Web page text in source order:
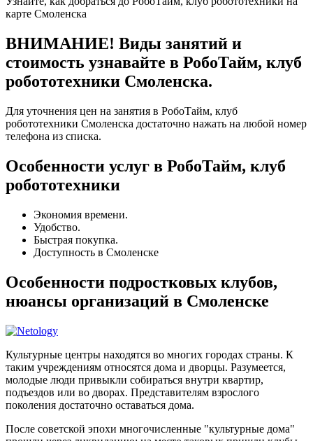
карте Смоленска
ВНИМАНИЕ! Виды занятий и
стоимость узнавайте в РобоТайм, клуб
робототехники Смоленска.
Для уточнения цен на занятия в РобоТайм, клуб
робототехники Смоленска достаточно нажать на любой номер
телефона из списка.
Особенности услуг в РобоТайм, клуб
робототехники
Экономия времени.
Удобство.
Быстрая покупка.
Доступность в Смоленске
Особенности подростковых клубов,
нюансы организаций в Смоленске
Культурные центры находятся во многих городах страны. К
таким учреждениям относятся дома и дворцы. Разумеется,
молодые люди привыкли собираться внутри квартир,
подъездов или во дворах. Представителям взрослого
поколения достаточно оставаться дома.
После советской эпохи многочисленные "культурные дома"